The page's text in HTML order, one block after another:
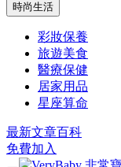
時尚生活
彩妝保養
旅遊美食
醫療保健
居家用品
星座算命
最新文章百科
免費加入